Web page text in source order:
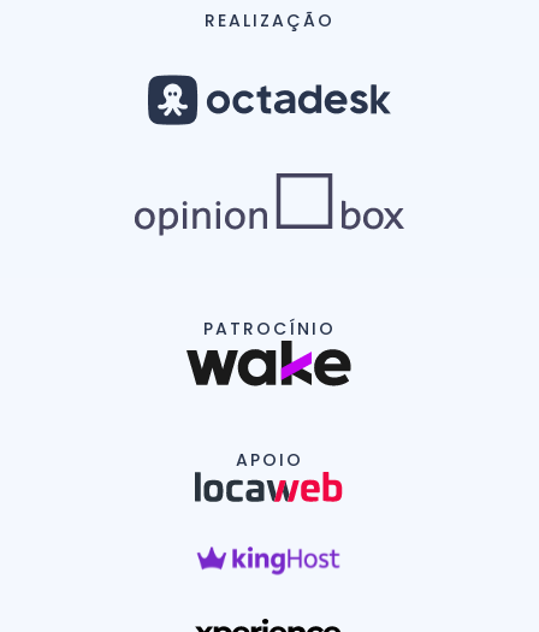
REALIZAÇÃO
PATROCÍNIO
APOIO